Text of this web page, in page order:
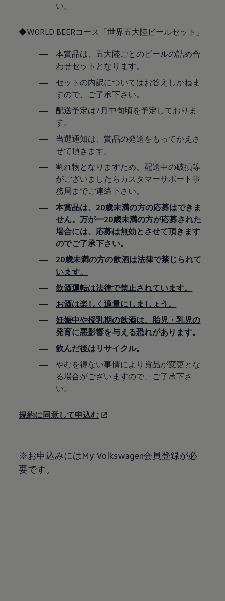
い。
◆WORLD BEERコース「世界五大陸ビールセット」
本賞品は、五大陸ごとのビールの詰め合
わせセットとなります。
セットの内訳についてはお答えしかねま
すので、ご了承下さい。
配送予定は7月中旬頃を予定しておりま
す。
当選通知は、賞品の発送をもってかえさ
せて頂きます。
割れ物となりますため、配送中の破損等
がございましたらカスタマーサポート事
務局までご連絡下さい。
本賞品は、20歳未満の方の応募はできま
せん。万が一20歳未満の方が応募された
場合には、応募は無効とさせて頂きます
のでご了承下さい。
20歳未満の方の飲酒は法律で禁じられて
います。
飲酒運転は法律で禁止されています。
お酒は楽しく適量にしましょう。
妊娠中や授乳期の飲酒は、胎児・乳児の
発育に悪影響を与える恐れがあります。
飲んだ後はリサイクル。
やむを得ない事情により賞品が変更とな
る場合がございますので、ご了承下さ
い。
規約に同意して申込む
※お申込みにはMy Volkswagen会員登録が必
要です。